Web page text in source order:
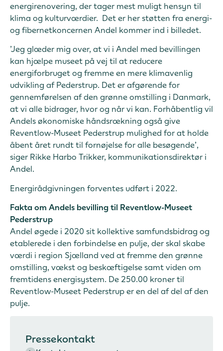
energirenovering, der tager mest muligt hensyn til
klima og kulturværdier. Det er her støtten fra energi-
og fibernetkoncernen Andel kommer ind i billedet.
’Jeg glæder mig over, at vi i Andel med bevillingen
kan hjælpe museet på vej til at reducere
energiforbruget og fremme en mere klimavenlig
udvikling af Pederstrup. Det er afgørende for
gennemførelsen af den grønne omstilling i Danmark,
at vi alle bidrager, hvor og når vi kan. Forhåbentlig vil
Andels økonomiske håndsrækning også give
Reventlow-Museet Pederstrup mulighed for at holde
åbent året rundt til fornøjelse for alle besøgende’,
siger Rikke Harbo Trikker, kommunikationsdirektør i
Andel.
Energirådgivningen forventes udført i 2022.
Fakta om Andels bevilling til Reventlow-Museet
Pederstrup
Andel øgede i 2020 sit kollektive samfundsbidrag og
etablerede i den forbindelse en pulje, der skal skabe
værdi i region Sjælland ved at fremme den grønne
omstilling, vækst og beskæftigelse samt viden om
fremtidens energisystem. De 250.00 kroner til
Reventlow-Museet Pederstrup er en del af del af den
pulje.
Pressekontakt